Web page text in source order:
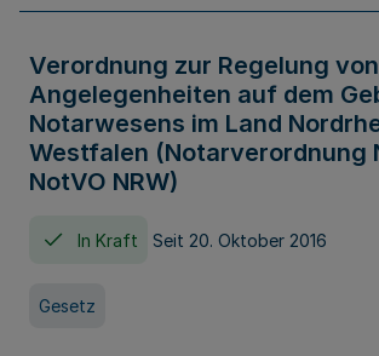
Verordnung zur Regelung von
Angelegenheiten auf dem
Notarwesens im Land
Westfalen (Notarverordnung
NotVO NRW)
In Kraft Seit 20. Oktober 2016
Gesetz